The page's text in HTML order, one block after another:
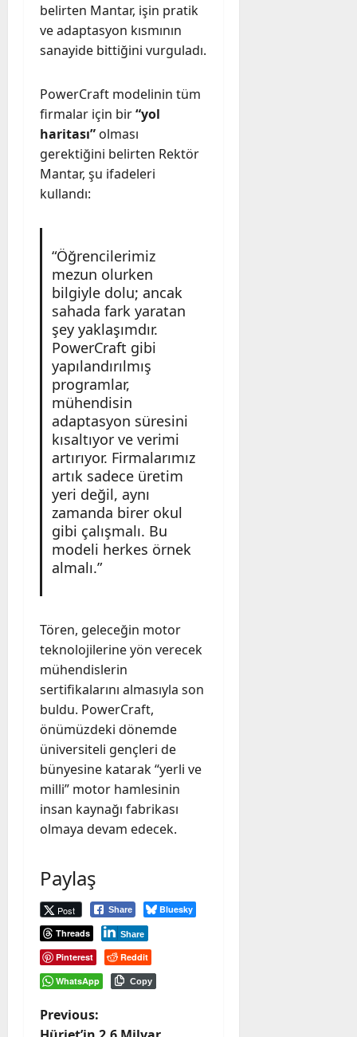
belirten Mantar, işin pratik
ve adaptasyon kısmının
sanayide bittiğini vurguladı.
PowerCraft modelinin tüm
firmalar için bir“yol
haritası” olması
gerektiğini belirten Rektör
Mantar, şu ifadeleri
kullandı:
“Öğrencilerimiz
mezun olurken
bilgiyle dolu; ancak
sahada fark yaratan
şey yaklaşımdır.
PowerCraft gibi
yapılandırılmış
programlar,
mühendisin
adaptasyon süresini
kısaltıyor ve verimi
artırıyor. Firmalarımız
artık sadece üretim
yeri değil, aynı
zamanda birer okul
gibi çalışmalı. Bu
modeli herkes örnek
almalı.”
Tören, geleceğin motor
teknolojilerine yön verecek
mühendislerin
sertifikalarını almasıyla son
buldu. PowerCraft,
önümüzdeki dönemde
üniversiteli gençleri de
bünyesine katarak “yerli ve
milli” motor hamlesinin
insan kaynağı fabrikası
olmaya devam edecek.
Paylaş
Post Share
Bluesky
Threads
Share
Pinterest
Reddit
WhatsApp
Copy
P
Previous: